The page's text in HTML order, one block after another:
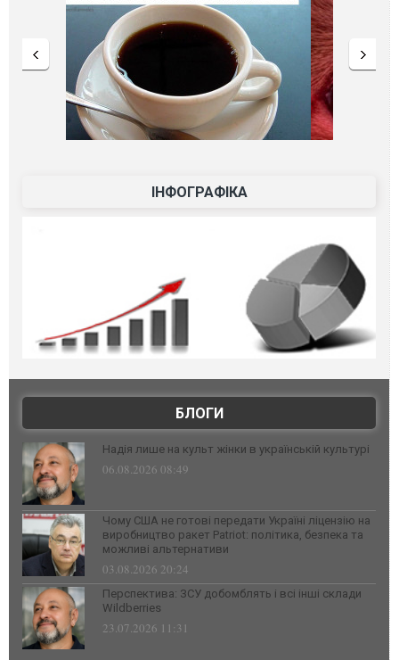
ІНФОГРАФІКА
БЛОГИ
Надія лише на культ жінки в українській культурі
06.08.2026 08:49
Чому США не готові передати Україні ліцензію на
виробництво ракет Patriot: політика, безпека та
можливі альтернативи
03.08.2026 20:24
Перспектива: ЗСУ добомблять і всі інші склади
Wildberries
23.07.2026 11:31